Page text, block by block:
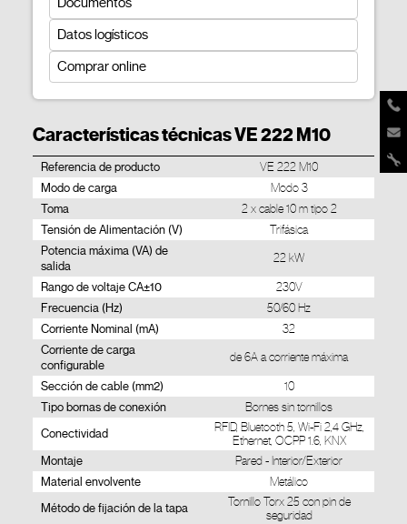
Datos logísticos
Comprar online
Características técnicas VE 222 M10
Referencia de producto VE 222 M10
Modo de carga Modo 3
Toma 2 x cable 10 m tipo 2
Tensión de Alimentación (V) Trifásica
Potencia máxima (VA) de
salida
22 kW
Rango de voltaje CA±10 230V
Frecuencia (Hz) 50/60 Hz
Corriente Nominal (mA) 32
Corriente de carga
configurable
de 6A a corriente máxima
Sección de cable (mm2) 10
Tipo bornas de conexión Bornes sin tornillos
Conectividad
RFID, Bluetooth 5, Wi-Fi 2,4 GHz,
Ethernet, OCPP 1.6, KNX
Montaje Pared - Interior/Exterior
Material envolvente Metálico
Método de fijación de la tapa
Tornillo Torx 25 con pin de
seguridad